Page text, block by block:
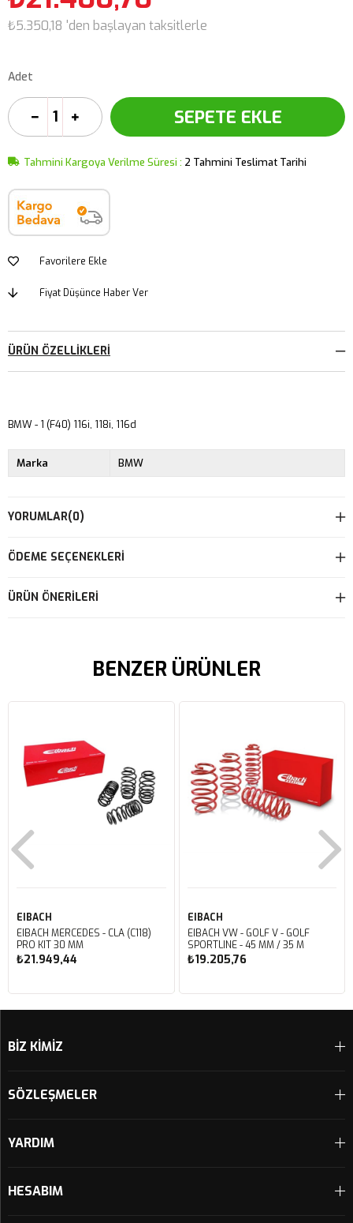
₺5.350,18 'den başlayan taksitlerle
Adet
Tahmini Kargoya Verilme Süresi : 2 Tahmini Teslimat Tarihi
Favorilere Ekle
Fiyat Düşünce Haber Ver
ÜRÜN ÖZELLIKLERI
BMW - 1 (F40) 116i, 118i, 116d
Marka BMW
YORUMLAR(0)
ÖDEME SEÇENEKLERI
ÜRÜN ÖNERILERI
BENZER ÜRÜNLER
EIBACH
EIBACH MERCEDES - CLA (C118)
PRO KIT 30 MM
₺21.949,44
EIBACH
EIBACH VW - GOLF V - GOLF
SPORTLINE - 45 MM / 35 M
₺19.205,76
BİZ KİMİZ
SÖZLEŞMELER
YARDIM
HESABIM